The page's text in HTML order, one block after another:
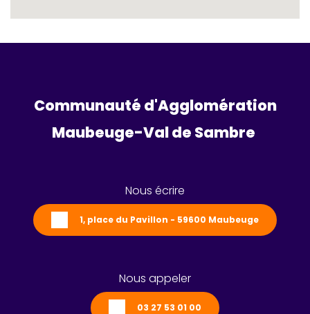
Communauté d'Agglomération
Maubeuge-Val de Sambre
Nous écrire
1, place du Pavillon - 59600 Maubeuge
Nous appeler
03 27 53 01 00